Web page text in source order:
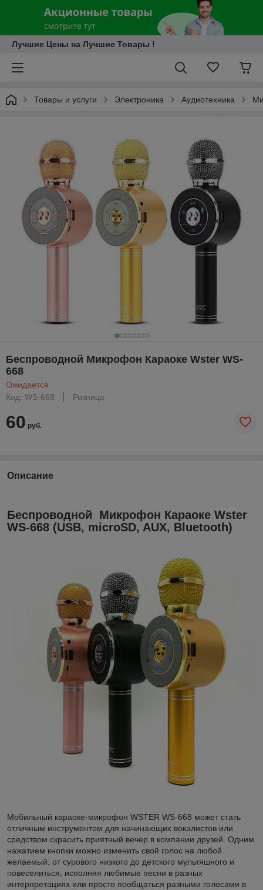
Лучшие Цены на Лучшие Товары !
Товары и услуги Электроника Аудиотехника
Беспроводной Микрофон Караоке Wster WS-
668
Ожидается
Код: WS-668
Розница
60 руб.
Описание
Беспроводной Микрофон Караоке Wster
WS-668 (USB, microSD, AUX, Bluetooth)
Мобильный караоке-микрофон WSTER WS-668 может стать
отличным инструментом для начинающих вокалистов или
средством скрасить приятный вечер в компании друзей. Одним
нажатием кнопки можно изменить свой голос на любой
желаемый: от сурового низкого до детского мультяшного и
повеселиться, исполняя любимые песни в разных
интерпретациях или просто пообщаться разными голосами в